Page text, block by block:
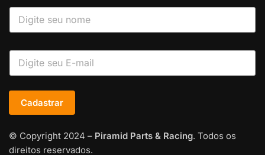
Cadastrar
© Copyright 2024 – Piramid Parts & Racing. Todos os
direitos reservados.